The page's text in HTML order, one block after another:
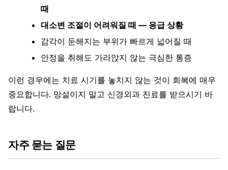
때
대소변 조절이 어려워질 때 — 응급 상황
감각이 둔해지는 부위가 빠르게 넓어질 때
안정을 취해도 가라앉지 않는 극심한 통증
이런 경우에는 치료 시기를 놓치지 않는 것이 회복에 매우
중요합니다. 망설이지 말고 신경외과 진료를 받으시기 바
랍니다.
자주 묻는 질문